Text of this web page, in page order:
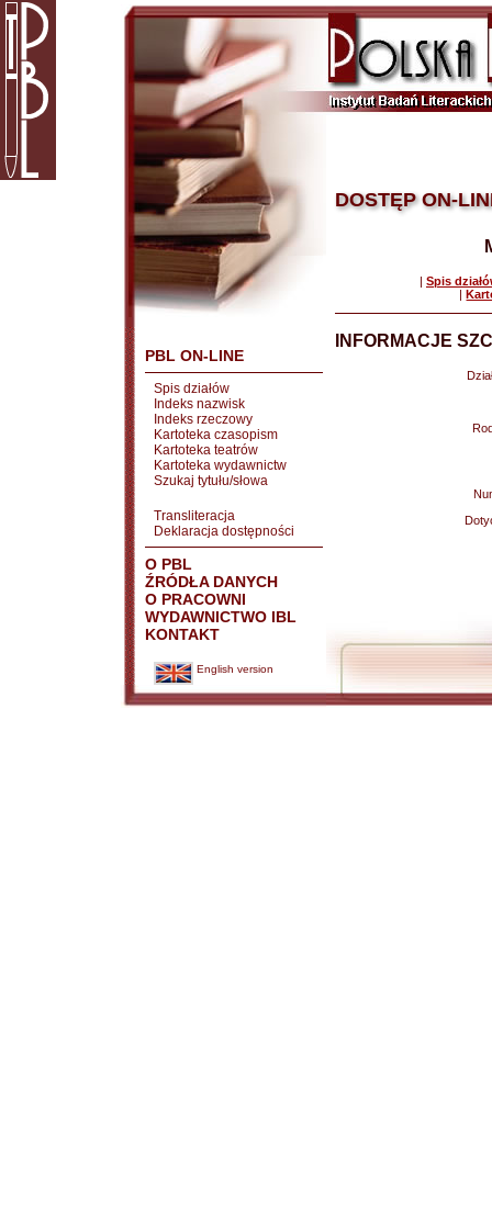
PBL ON-LINE
Spis działów
Indeks nazwisk
Indeks rzeczowy
Kartoteka czasopism
Kartoteka teatrów
Kartoteka wydawnictw
Szukaj tytułu/słowa
Transliteracja
Deklaracja dostępności
O PBL
ŹRÓDŁA DANYCH
O PRACOWNI
WYDAWNICTWO IBL
KONTAKT
English version
DOSTĘP ON-
| Spis
|
INFORMACJE